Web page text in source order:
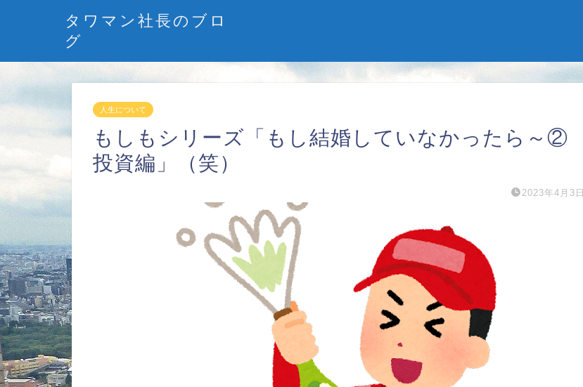
タワマン社長のブロ
グ
人生について
もしもシリーズ「もし結婚していなかったら～②
投資編」（笑）
2023年4月3日